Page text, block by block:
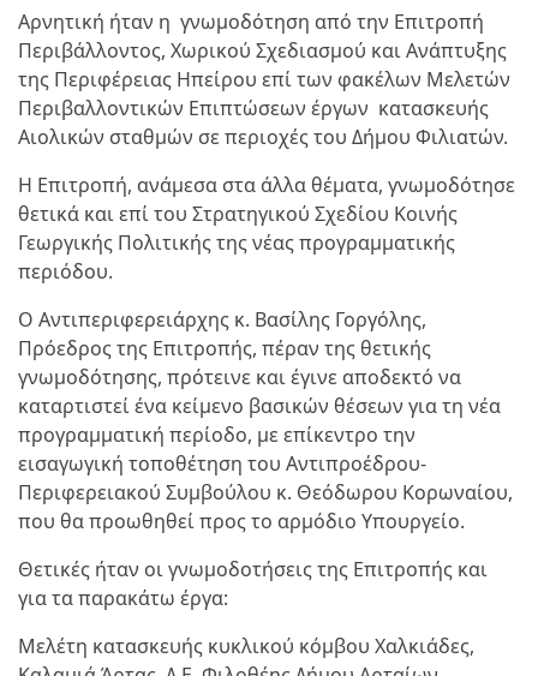
Αρνητική ήταν η γνωμοδότηση από την Επιτροπή
Περιβάλλοντος, Χωρικού Σχεδιασμού και Ανάπτυξης
της Περιφέρειας Ηπείρου επί των φακέλων Μελετών
Περιβαλλοντικών Επιπτώσεων έργων κατασκευής
Αιολικών σταθμών σε περιοχές του Δήμου Φιλιατών.
Η Επιτροπή, ανάμεσα στα άλλα θέματα, γνωμοδότησε
θετικά και επί του Στρατηγικού Σχεδίου Κοινής
Γεωργικής Πολιτικής της νέας προγραμματικής
περιόδου.
Ο Αντιπεριφερειάρχης κ. Βασίλης Γοργόλης,
Πρόεδρος της Επιτροπής, πέραν της θετικής
γνωμοδότησης, πρότεινε και έγινε αποδεκτό να
καταρτιστεί ένα κείμενο βασικών θέσεων για τη νέα
προγραμματική περίοδο, με επίκεντρο την
εισαγωγική τοποθέτηση του Αντιπροέδρου-
Περιφερειακού Συμβούλου κ. Θεόδωρου Κορωναίου,
που θα προωθηθεί προς το αρμόδιο Υπουργείο.
Θετικές ήταν οι γνωμοδοτήσεις της Επιτροπής και
για τα παρακάτω έργα:
Μελέτη κατασκευής κυκλικού κόμβου Χαλκιάδες,